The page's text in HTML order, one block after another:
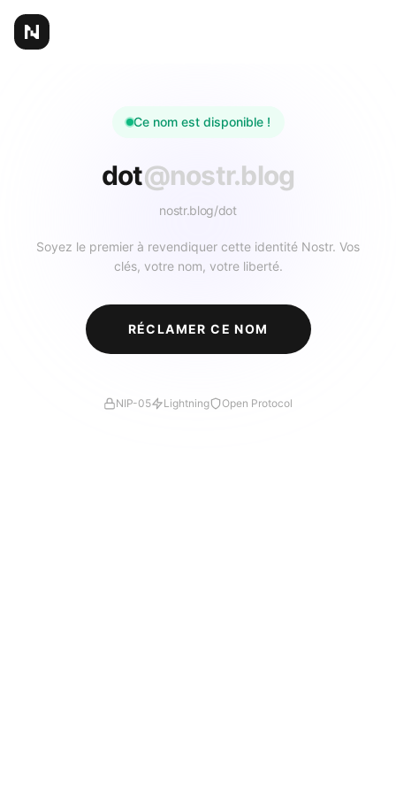
Ce nom est disponible !
dot@nostr.blog
nostr.blog/dot
Soyez le premier à revendiquer cette identité Nostr. Vos
clés, votre nom, votre liberté.
RÉCLAMER CE NOM
NIP-05 Lightning Open Protocol